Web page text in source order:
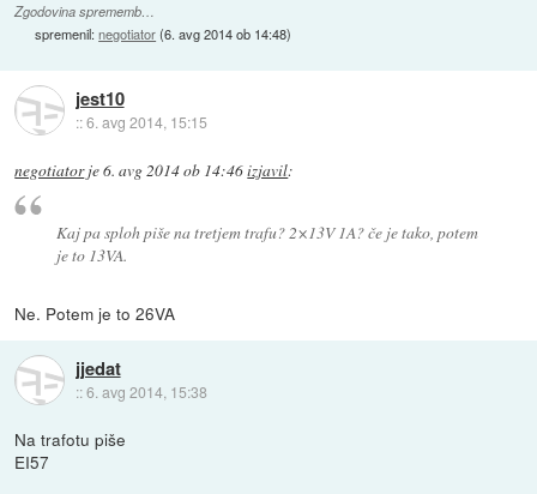
Zgodovina sprememb…
spremenil:negotiator(6. avg 2014 ob 14:48)
jest10
::6. avg 2014, 15:15
negotiatorje6. avg 2014 ob 14:46izjavil:
Kaj pa sploh piše na tretjem trafu? 2×13V 1A? če je tako, potem
je to 13VA.
Ne. Potem je to 26VA
jjedat
::6. avg 2014, 15:38
Na trafotu piše
EI57